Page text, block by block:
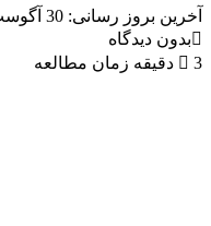
آخرین بروز رسانی: 30 آگوست 2024
بدون دیدگاه
3 دقیقه زمان مطالعه